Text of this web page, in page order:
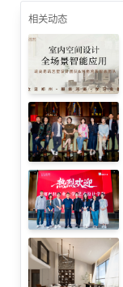
相关动态